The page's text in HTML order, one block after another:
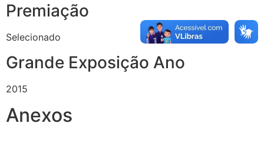
Premiação
Selecionado
Grande Exposição Ano
2015
Anexos